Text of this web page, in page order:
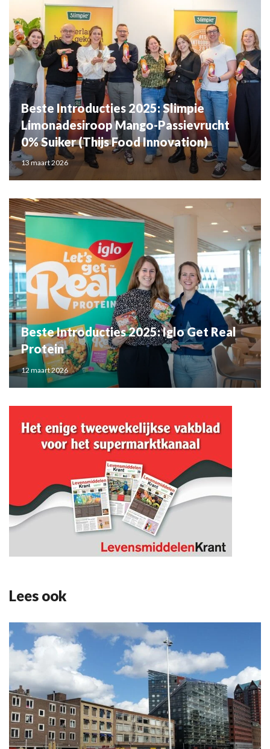
Beste Introducties 2025: Slimpie
Limonadesiroop Mango-Passievrucht
0% Suiker (Thijs Food Innovation)
13 maart 2026
Beste Introducties 2025: Iglo Get Real
Protein
12 maart 2026
Lees ook